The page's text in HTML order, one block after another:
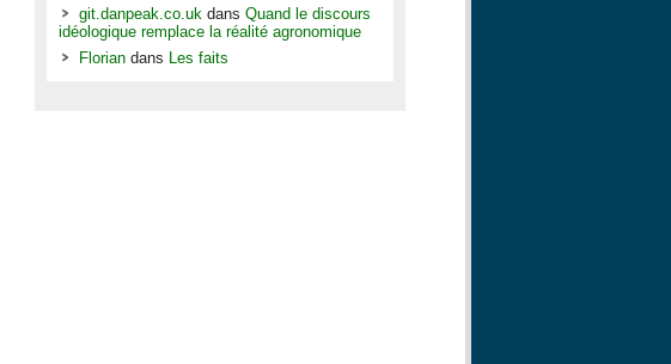
git.danpeak.co.uk dans Quand le discours
idéologique remplace la réalité agronomique
Florian dans Les faits